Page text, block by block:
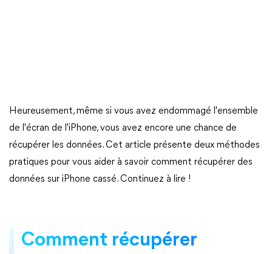
Heureusement, même si vous avez endommagé l'ensemble
de l'écran de l'iPhone, vous avez encore une chance de
récupérer les données. Cet article présente deux méthodes
pratiques pour vous aider à savoir comment récupérer des
données sur iPhone cassé. Continuez à lire !
Comment récupérer